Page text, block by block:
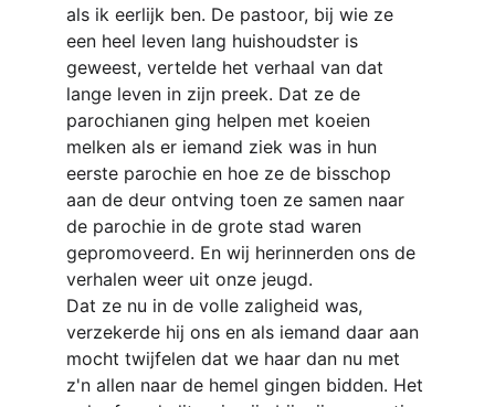
als ik eerlijk ben. De pastoor, bij wie ze
een heel leven lang huishoudster is
geweest, vertelde het verhaal van dat
lange leven in zijn preek. Dat ze de
parochianen ging helpen met koeien
melken als er iemand ziek was in hun
eerste parochie en hoe ze de bisschop
aan de deur ontving toen ze samen naar
de parochie in de grote stad waren
gepromoveerd. En wij herinnerden ons de
verhalen weer uit onze jeugd.
Dat ze nu in de volle zaligheid was,
verzekerde hij ons en als iemand daar aan
mocht twijfelen dat we haar dan nu met
z'n allen naar de hemel gingen bidden. Het